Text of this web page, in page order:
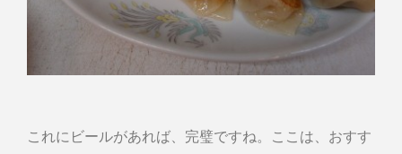
これにビールがあれば、完璧ですね。ここは、おすす